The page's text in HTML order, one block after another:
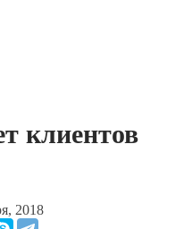
клиентов
2018